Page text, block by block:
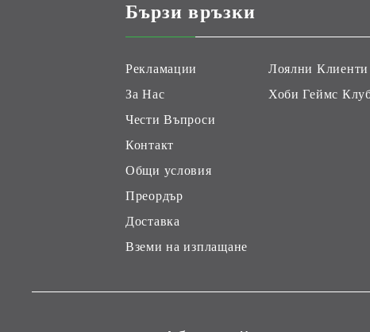
Бързи връзки
Рекламации
За Нас
Чести Въпроси
Контакт
Общи условия
Преордър
Доставка
Вземи на изплащане
Лоялни Клиенти
Хоби Геймс